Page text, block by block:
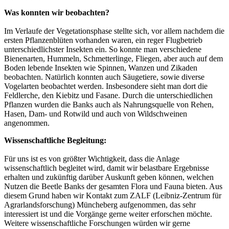
Was konnten wir beobachten?
Im Verlaufe der Vegetationsphase stellte sich, vor allem nachdem die
ersten Pflanzenblüten vorhanden waren, ein reger Flugbetrieb
unterschiedlichster Insekten ein. So konnte man verschiedene
Bienenarten, Hummeln, Schmetterlinge, Fliegen, aber auch auf dem
Boden lebende Insekten wie Spinnen, Wanzen und Zikaden
beobachten. Natürlich konnten auch Säugetiere, sowie diverse
Vogelarten beobachtet werden. Insbesondere sieht man dort die
Feldlerche, den Kiebitz und Fasane. Durch die unterschiedlichen
Pflanzen wurden die Banks auch als Nahrungsquelle von Rehen,
Hasen, Dam- und Rotwild und auch von Wildschweinen
angenommen.
Wissenschaftliche Begleitung:
Für uns ist es von größter Wichtigkeit, dass die Anlage
wissenschaftlich begleitet wird, damit wir belastbare Ergebnisse
erhalten und zukünftig darüber Auskunft geben können, welchen
Nutzen die Beetle Banks der gesamten Flora und Fauna bieten. Aus
diesem Grund haben wir Kontakt zum ZALF (Leibniz-Zentrum für
Agrarlandsforschung) Müncheberg aufgenommen, das sehr
interessiert ist und die Vorgänge gerne weiter erforschen möchte.
Weitere wissenschaftliche Forschungen würden wir gerne